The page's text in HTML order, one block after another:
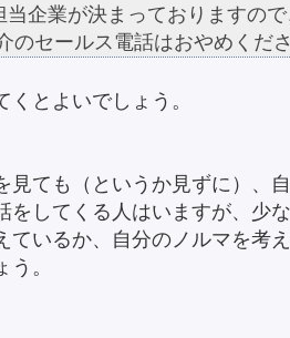
企業が決まっておりますので
のセールス電話はおやめくださ
くとよいでしょう。
見ても（というか見ずに）、
をしてくる人はいますが、少
ているか、自分のノルマを考
う。